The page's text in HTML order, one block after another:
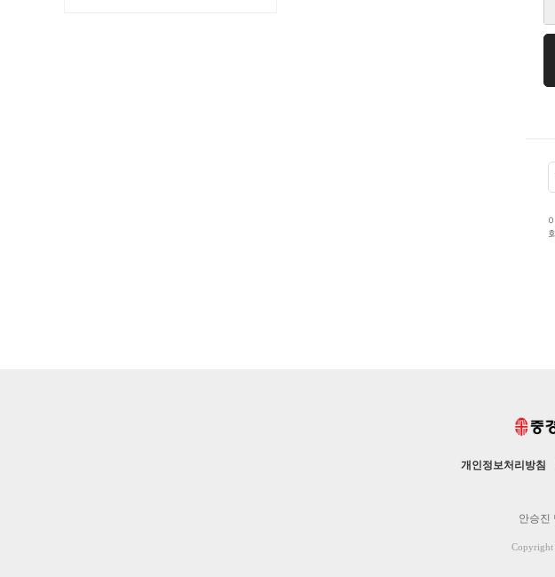
개인정보처리방침
안승진
Copyright